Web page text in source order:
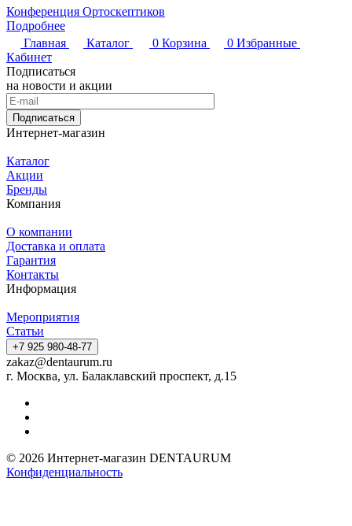
Конференция Ортоскептиков
Подробнее
Главная
Каталог 0 Корзина 0 Избранные
Кабинет
Подписаться
на новости и акции
Подписаться
Интернет-магазин
Каталог
Акции
Бренды
Компания
О компании
Доставка и оплата
Гарантия
Контакты
Информация
Мероприятия
Статьи
+7 925 980-48-77
zakaz@dentaurum.ru
г. Москва, ул. Балаклавский проспект, д.15
© 2026 Интернет-магазин DENTAURUM
Конфиденциальность